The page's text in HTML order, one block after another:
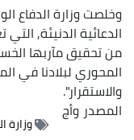
وخلصت وزارة الدفاع
الدعائية الدنيئة, التي
من تحقيق مآربها
المحوري لبلادنا في
والاستقرار".
المصدروأج
وزارة